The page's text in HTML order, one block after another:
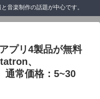
音楽制作の話題が中心です。
プリ4製品が無料
、
常価格：5~30